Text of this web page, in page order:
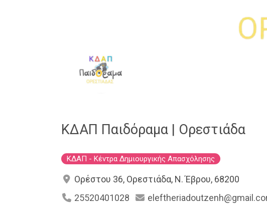
ΚΔΑΠ Παιδόραμα | Ορεστιάδα
ΚΔΑΠ - Κέντρα Δημιουργικής Απασχόλησης
Ορέστου 36, Ορεστιάδα, Ν. Έβρου, 68200
25520401028